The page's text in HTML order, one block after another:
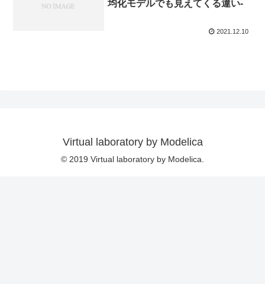
均化モデルでも見えてくる違い-
2021.12.10
Virtual laboratory by Modelica
© 2019 Virtual laboratory by Modelica.